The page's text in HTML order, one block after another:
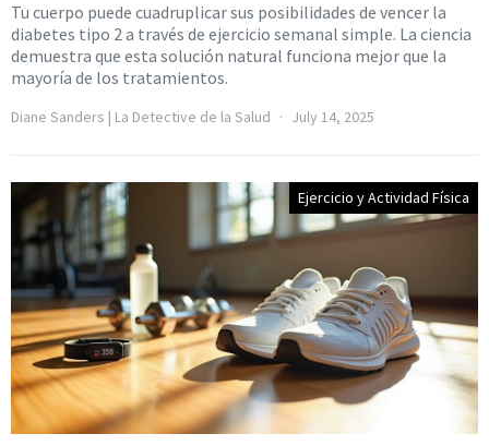
Tu cuerpo puede cuadruplicar sus posibilidades de vencer la
diabetes tipo 2 a través de ejercicio semanal simple. La ciencia
demuestra que esta solución natural funciona mejor que la
mayoría de los tratamientos.
Diane Sanders | La Detective de la Salud July 14, 2025
Ejercicio y Actividad Física